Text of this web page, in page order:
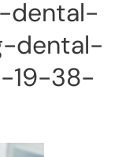
dental-
dental-
19-38-